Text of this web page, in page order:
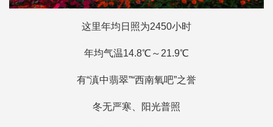
这里年均日照为2450小时
年均气温14.8℃～21.9℃
有“滇中翡翠”“西南氧吧”之誉
冬无严寒、阳光普照